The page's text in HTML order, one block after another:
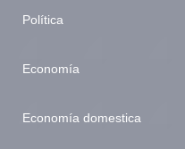
Política
Economía
Economía domestica